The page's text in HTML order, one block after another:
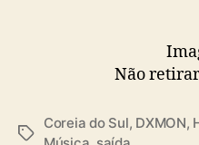
Não
T
Coreia do Sul, DXMON,